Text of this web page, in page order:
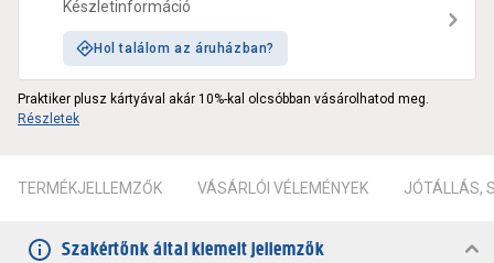
Készletinformáció
Hol találom az áruházban?
Praktiker plusz kártyával akár 10%-kal olcsóbban vásárolhatod meg.
Részletek
TERMÉKJELLEMZŐK VÁSÁRLÓI VÉLEMÉNYEK JÓTÁLLÁS,
Szakértőnk által kiemelt jellemzők